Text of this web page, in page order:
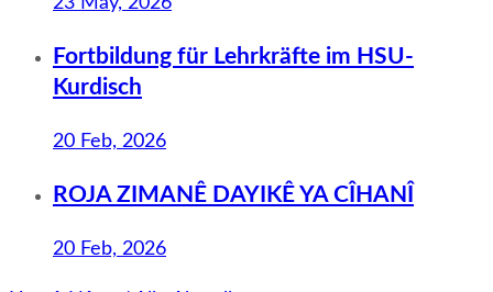
Fortbildung für Lehrkräfte im HSU-
Kurdisch
20 Feb, 2026
ROJA ZIMANÊ DAYIKÊ YA CÎHANÎ
20 Feb, 2026